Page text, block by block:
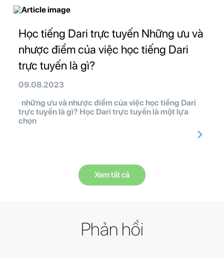
Học tiếng Dari trực tuyến Những ưu và
nhược điểm của việc học tiếng Dari
trực tuyến là gì?
09.08.2023
những ưu và nhược điểm của việc học tiếng Dari
trực tuyến là gì? Học Dari trực tuyến là một lựa
chọn
Xem tất cả
Phản hồi